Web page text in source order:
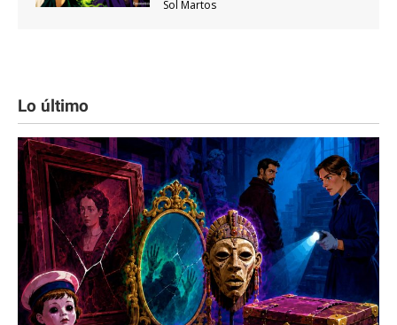
Sol Martos
Lo último